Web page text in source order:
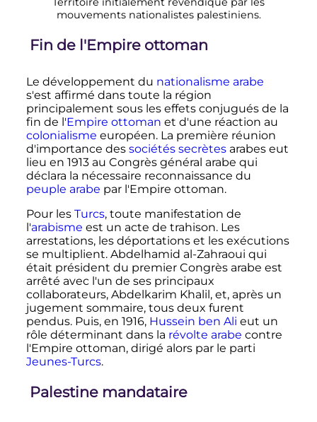
mouvements nationalistes palestiniens.
Fin de l'Empire ottoman
Le développement du nationalisme arabe
s'est affirmé dans toute la région
principalement sous les effets conjugués de la
fin de l'Empire ottoman et d'une réaction au
colonialisme européen. La première réunion
d'importance des sociétés secrètesarabes eut
lieu en 1913 au Congrès général arabe qui
déclara la nécessaire reconnaissance du
peuple arabe par l'Empire ottoman.
Pour les Turcs, toute manifestation de
l'arabisme est un acte de trahison. Les
arrestations, les déportations et les exécutions
se multiplient. Abdelhamid al-Zahraoui qui
était président du premier Congrès arabe est
arrêté avec l'un de ses principaux
collaborateurs, Abdelkarim Khalil, et, après un
jugement sommaire, tous deux furent
pendus. Puis, en 1916, Hussein ben Ali eut un
rôle déterminant dans la révolte arabe contre
l'Empire ottoman, dirigé alors par le parti
Jeunes-Turcs.
Palestine mandataire